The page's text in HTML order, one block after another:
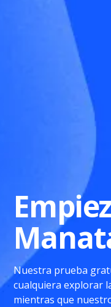
Nuestra prueba
cualquiera explorar
mientras que